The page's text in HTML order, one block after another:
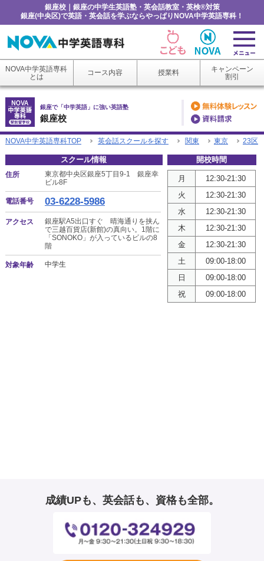
銀座校｜銀座の中学生英語塾・英会話教室・英検®対策
銀座(中央区)で英語・英会話を学ぶならやっぱりNOVA中学英語専科！
NOVA中学英語専科
とは
コース内容 授業料
キャンペーン
割引
銀座校
銀座で「中学英語」に強い英語塾
NOVA中学英語専科TOP 英会話スクールを探す 関東 東京 23区
スクール情報
住所
東京都中央区銀座5丁目9-1 銀座幸
ビル8F
電話番号 03-6228-5986
アクセス
銀座駅A5出口すぐ 晴海通りを挟ん
で三越百貨店(新館)の真向い。1階に
「SONOKO」が入っているビルの8
階
対象年齢 中学生
開校時間
月
12:30-21:30
火
12:30-21:30
水
12:30-21:30
木
12:30-21:30
金
12:30-21:30
土
09:00-18:00
日
09:00-18:00
祝
09:00-18:00
成績UPも、英会話も、資格も全部。